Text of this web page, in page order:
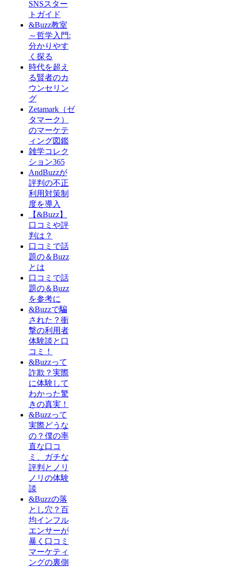
SNSスター
トガイド
&Buzz教室
～哲学入門:
分かりやす
く探る
時代を超え
る賢者のカ
ウンセリン
グ
Zetamark（ゼ
タマーク）
のマーケテ
ィング図鑑
雑学コレク
ション365
AndBuzzが
評判の不正
利用対策制
度を導入
【&Buzz】
口コミや評
判は？
口コミで話
題の＆Buzz
とは
口コミで話
題の＆Buzz
を参考に
&Buzzで騙
された？衝
撃の利用者
体験談と口
コミ！
&Buzzって
詐欺？実際
に体験して
わかった驚
きの真実！
&Buzzって
実際どうな
の？僕の率
直な口コ
ミ、ガチな
評判とノリ
ノリの体験
談
&Buzzの落
とし穴？百
均インフル
エンサーが
暴く口コミ
マーケティ
ングの裏側